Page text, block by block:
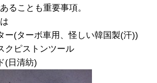
ることも重要事項。
ー(ターボ車用、怪しい韓国製(汗))
クピストンツール
(日清紡)